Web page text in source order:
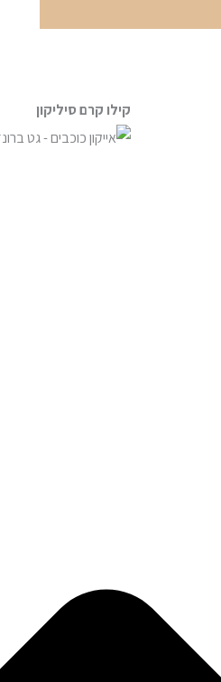
קילו קרם סיליקון